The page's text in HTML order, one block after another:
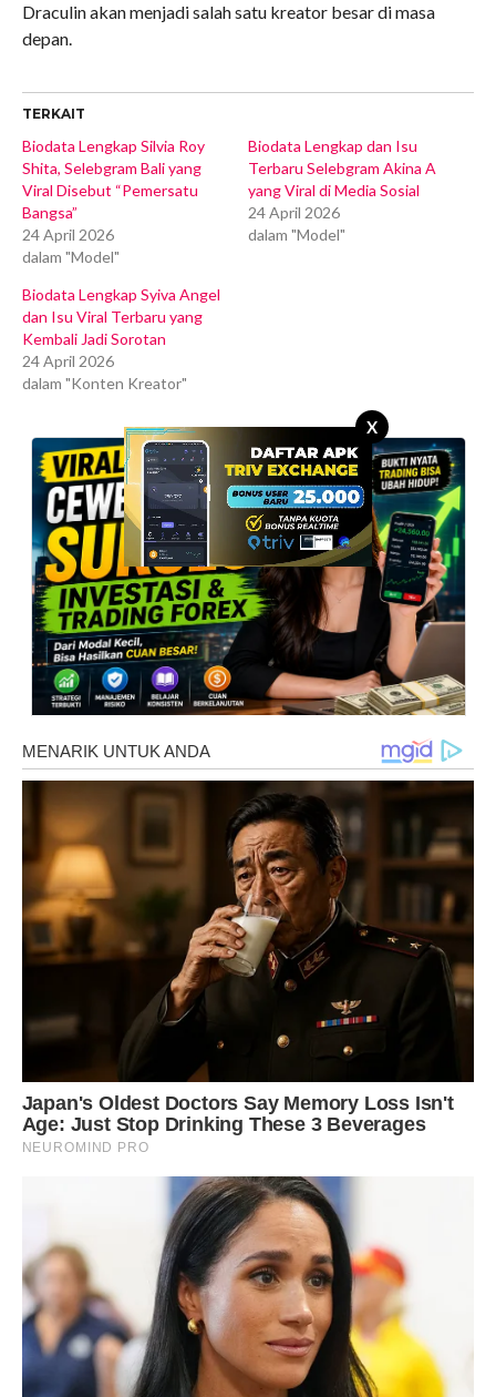
X
Draculin akan menjadi salah satu kreator besar di masa
depan.
TERKAIT
Biodata Lengkap Silvia Roy
Shita, Selebgram Bali yang
Viral Disebut “Pemersatu
Bangsa”
24 April 2026
dalam "Model"
Biodata Lengkap dan Isu
Terbaru Selebgram Akina A
yang Viral di Media Sosial
24 April 2026
dalam "Model"
Biodata Lengkap Syiva Angel
dan Isu Viral Terbaru yang
Kembali Jadi Sorotan
24 April 2026
dalam "Konten Kreator"